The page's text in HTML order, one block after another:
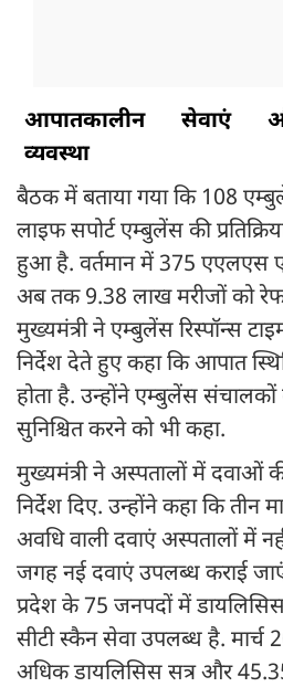
आपातकालीन सेवाएं
व्यवस्था
बैठक में बताया गया कि 108
लाइफ सपोर्ट एम्बुलेंस की
हुआ है. वर्तमान में 375 एएलएस
अब तक 9.38 लाख मरीजों को
मुख्यमंत्री ने एम्बुलेंस रिस्पॉन्स
निर्देश देते हुए कहा कि आपात
होता है. उन्होंने एम्बुलेंस
सुनिश्चित करने को भी कहा.
मुख्यमंत्री ने अस्पतालों में दवाओं
निर्देश दिए. उन्होंने कहा कि तीन
अवधि वाली दवाएं अस्पतालों में
जगह नई दवाएं उपलब्ध कराई
प्रदेश के 75 जनपदों में
सीटी स्कैन सेवा उपलब्ध है.
अधिक डायलिसिस सत्र और